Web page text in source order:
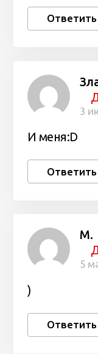
Ответить
3
И меня:D
Ответить
М.
5
)
Ответить